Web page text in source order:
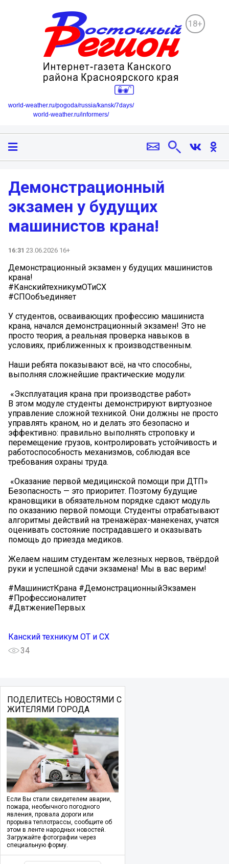
18+
world-weather.ru/pogoda/russia/kansk/7days/
world-weather.ru/informers/
Демонстрационный
экзамен у будущих
машинистов крана!
16:31 23.06.2026 16+
Демонстрационный экзамен у будущих машинистов
крана!
#КанскийтехникумОТиСХ
#СПОобъединяет
У студентов, осваивающих профессию машиниста
крана, начался демонстрационный экзамен! Это не
просто теория, а реальная проверка навыков в
условиях, приближенных к производственным.
Наши ребята показывают всё, на что способны,
выполняя сложнейшие практические модули:
️ «Эксплуатация крана при производстве работ»
В этом модуле студенты демонстрируют виртуозное
управление сложной техникой. Они должны не просто
управлять краном, но и делать это безопасно и
эффективно: правильно выполнять строповку и
перемещение грузов, контролировать устойчивость и
работоспособность механизмов, соблюдая все
требования охраны труда.
️ «Оказание первой медицинской помощи при ДТП»
Безопасность — это приоритет. Поэтому будущие
крановщики в обязательном порядке сдают модуль
по оказанию первой помощи. Студенты отрабатывают
алгоритмы действий на тренажёрах-манекенах, учатся
оценивать состояние пострадавшего и оказывать
помощь до приезда медиков.
Желаем нашим студентам железных нервов, твёрдой
руки и успешной сдачи экзамена! Мы в вас верим! ️
#МашинистКрана #ДемонстрационныйЭкзамен
#Профессионалитет
#ДвтжениеПервых
Канский техникум ОТ и СХ
34
ПОДЕЛИТЕСЬ НОВОСТЯМИ С
ЖИТЕЛЯМИ ГОРОДА
Если Вы стали свидетелем аварии,
пожара, необычного погодного
явления, провала дороги или
прорыва теплотрассы, сообщите об
этом в ленте народных новостей.
Загружайте фотографии через
специальную форму.